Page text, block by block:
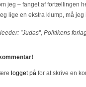
jeg – fanget af fortællingen
lige en ekstra klump, må
”Judas”, Politikens
logget på for at skrive en